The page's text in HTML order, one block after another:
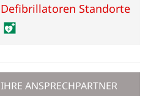
Defibrillatoren Standorte
IHRE ANSPRECHPARTNER